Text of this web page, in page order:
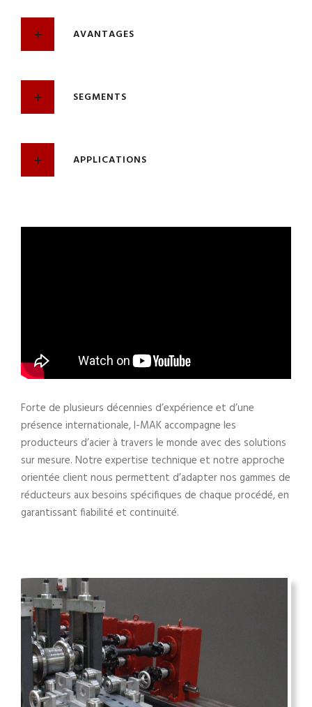
AVANTAGES
SEGMENTS
APPLICATIONS
Forte de plusieurs décennies d’expérience et d’une
présence internationale, I-MAK accompagne les
producteurs d’acier à travers le monde avec des solutions
sur mesure. Notre expertise technique et notre approche
orientée client nous permettent d’adapter nos gammes de
réducteurs aux besoins spécifiques de chaque procédé, en
garantissant fiabilité et continuité.